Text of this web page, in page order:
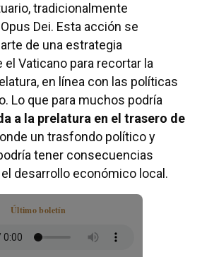
tradicionalmente
Dei. Esta acción se
de una estrategia
Vaticano para recortar la
en línea con las políticas
Lo que para muchos podría
a la prelatura en el trasero de
un trasfondo político y
tener consecuencias
desarrollo económico local.
Último boletín